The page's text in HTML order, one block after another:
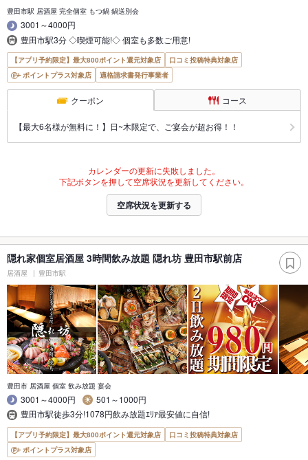
豊田市駅 居酒屋 完全個室 もつ鍋 鍋送別会
3001～4000円
豊田市駅3分 ◇喫煙可能!◇ 個室も多数ご用意!
【アプリ予約限定】最大800ポイント還元対象店
口コミ投稿特典対象店
ポイントプラス対象店
適格請求書発行事業者
クーポン コース
【最大6名様が無料に！】日~木限定で、ご宴会が超お得！！
カレンダーの更新に失敗しました。
下記ボタンを押して空席状況を更新してください。
空席状況を更新する
隠れ家個室居酒屋 3時間飲み放題 隠れ坊 豊田市駅前店
居酒屋 豊田市駅
豊田市 居酒屋 個室 飲み放題 宴会
3001～4000円
501～1000円
豊田市駅徒歩3分!1078円飲み放題ｴﾘｱ最安値に自信!
【アプリ予約限定】最大800ポイント還元対象店
口コミ投稿特典対象店
ポイントプラス対象店